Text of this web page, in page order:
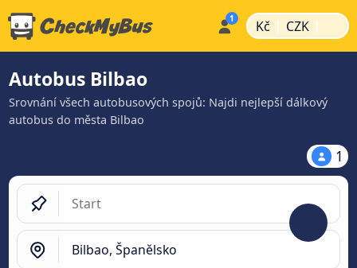
Kč | CZK |
Autobus Bilbao
Srovnání všech autobusových spojů: Najdi nejlepší dálkový
autobus do města Bilbao
1